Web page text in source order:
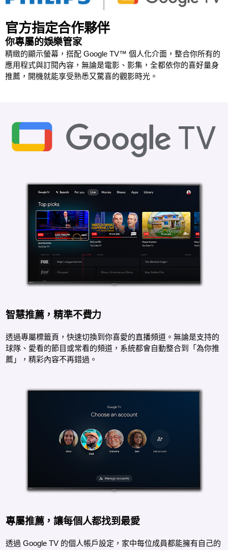
官方指定合作夥伴
你專屬的娛樂管家
精緻的顯示螢幕，搭配 Google TV™ 個人化介面，整合你所有的
應用程式與訂閱內容，無論是電影、影集，全都依你的喜好量身
推薦，開機就能享受熟悉又驚喜的觀影時光。
智慧推薦，精準不費力
透過專屬標籤頁，快速切換到你喜愛的直播頻道。無論是支持的
球隊、愛看的節目或常看的頻道，系統都會自動整合到「為你推
薦」，精彩內容不再錯過。
專屬推薦，讓每個人都找到最愛
透過 Google TV 的個人帳戶設定，家中每位成員都能擁有自己的